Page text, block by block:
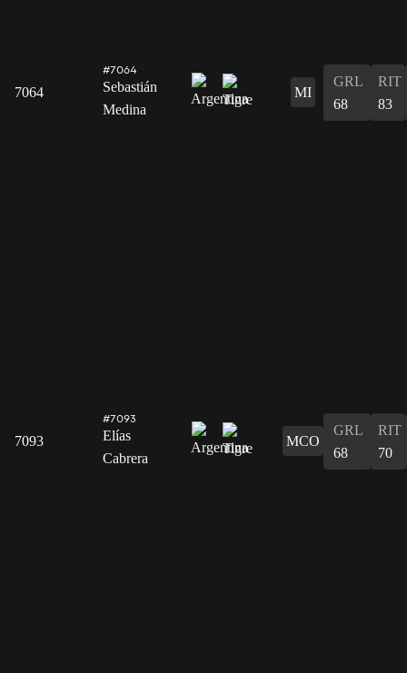
7064
#7064
Sebastián
Medina
MI
GRL
68
RIT
83
7093
#7093
Elías
Cabrera
MCO
GRL
68
RIT
70